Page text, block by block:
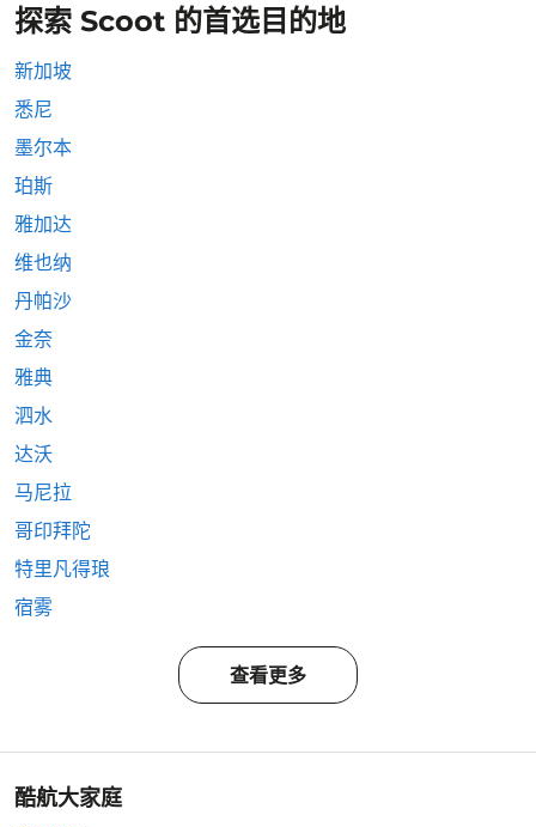
探索 Scoot 的首选目的地
新加坡
悉尼
墨尔本
珀斯
雅加达
维也纳
丹帕沙
金奈
雅典
泗水
达沃
马尼拉
哥印拜陀
特里凡得琅
宿雾
查看更多
酷航大家庭